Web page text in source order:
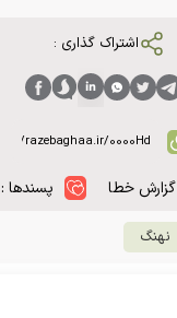
اشتراک گذاری :
گزارش خطا پسندها :
نهنگ